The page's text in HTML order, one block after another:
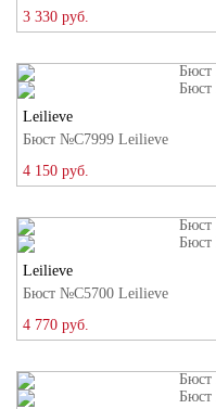
3 330 руб.
Leilieve
Бюст №C7999 Leilieve
4 150 руб.
Leilieve
Бюст №C5700 Leilieve
4 770 руб.